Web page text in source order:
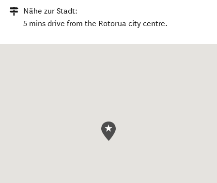
Nähe zur Stadt:
5 mins drive from the Rotorua city centre.